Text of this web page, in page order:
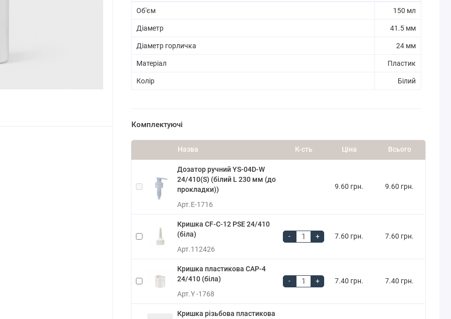
Об'єм 150 мл
Діаметр 41.5 мм
Діаметр горличка 24 мм
Матеріал Пластик
Колір Білий
Комплектуючі
Назва К-сть Ціна Всього
Дозатор ручний YS-04D-W
24/410(S) (білий L 230 мм (до
прокладки))
Арт.E-1716
9.60 грн. 9.60 грн.
Кришка CF-C-12 PSE 24/410
(біла)
Арт.112426
- + 7.60 грн. 7.60 грн.
Кришка пластикова CAP-4
24/410 (біла)
Арт.Y -1768
- + 7.40 грн. 7.40 грн.
Кришка різьбова пластикова